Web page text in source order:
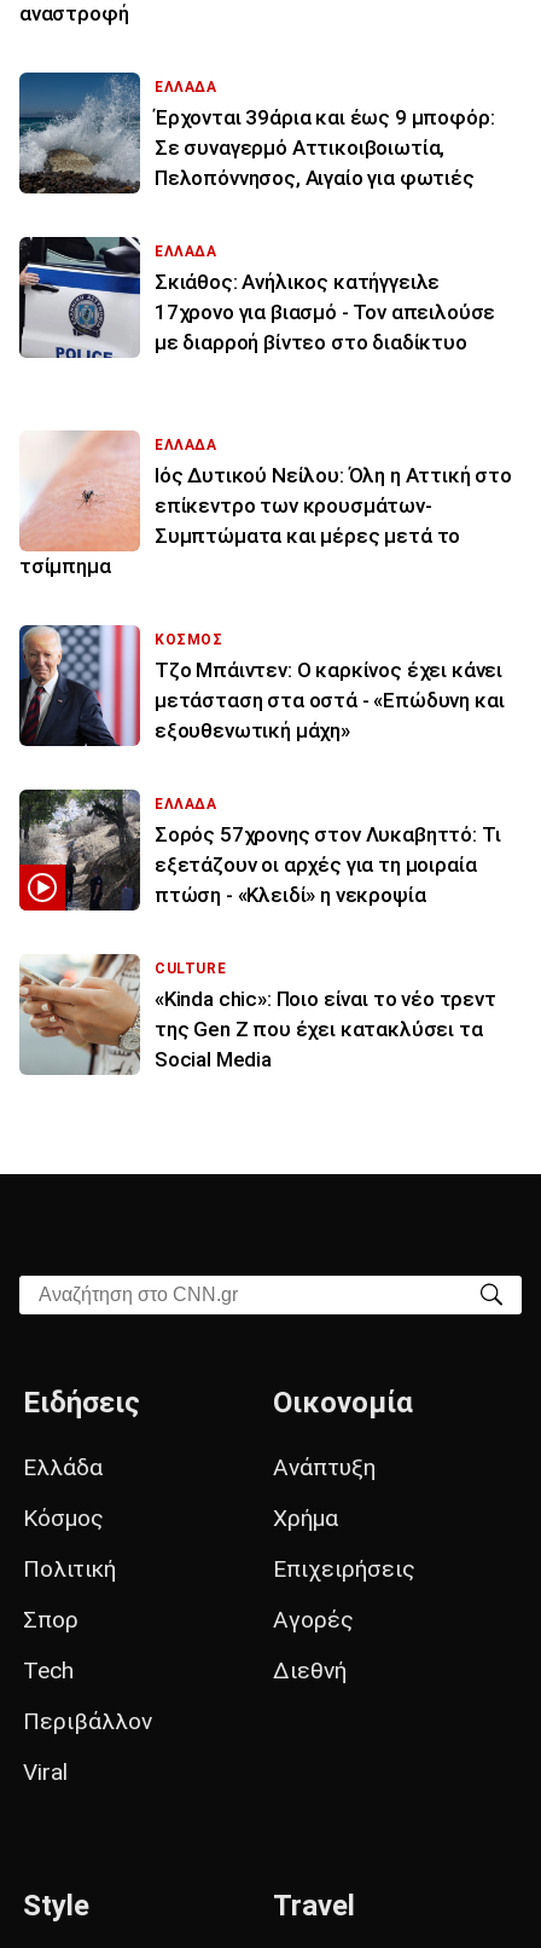
αναστροφή
ΕΛΛΑΔΑ
Έρχονται 39άρια και έως 9 μποφόρ:
Σε συναγερμό Αττικοιβοιωτία,
Πελοπόννησος, Αιγαίο για φωτιές
ΕΛΛΑΔΑ
Σκιάθος: Ανήλικος κατήγγειλε
17χρονο για βιασμό - Τον απειλούσε
με διαρροή βίντεο στο διαδίκτυο
ΕΛΛΑΔΑ
Ιός Δυτικού Νείλου: Όλη η Αττική στο
επίκεντρο των κρουσμάτων-
Συμπτώματα και μέρες μετά το
τσίμπημα
ΚΟΣΜΟΣ
Τζο Μπάιντεν: Ο καρκίνος έχει κάνει
μετάσταση στα οστά - «Επώδυνη και
εξουθενωτική μάχη»
ΕΛΛΑΔΑ
Σορός 57χρονης στον Λυκαβηττό: Τι
εξετάζουν οι αρχές για τη μοιραία
πτώση - «Κλειδί» η νεκροψία
CULTURE
«Kinda chic»: Ποιο είναι το νέο τρεντ
της Gen Z που έχει κατακλύσει τα
Social Media
Αναζήτηση στο CNN.gr
Ειδήσεις
Ελλάδα
Κόσμος
Πολιτική
Σπορ
Tech
Περιβάλλον
Viral
Οικονομία
Ανάπτυξη
Χρήμα
Επιχειρήσεις
Αγορές
Διεθνή
Style Travel